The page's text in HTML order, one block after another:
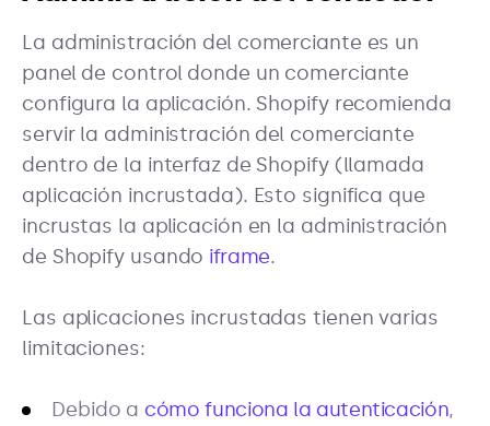
La administración del comerciante es un
panel de control donde un comerciante
configura la aplicación. Shopify recomienda
servir la administración del comerciante
dentro de la interfaz de Shopify (llamada
aplicación incrustada). Esto significa que
incrustas la aplicación en la administración
de Shopify usando iframe.
Las aplicaciones incrustadas tienen varias
limitaciones:
Debido a cómo funciona la autenticación,